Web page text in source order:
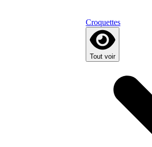
Croquettes
Tout voir